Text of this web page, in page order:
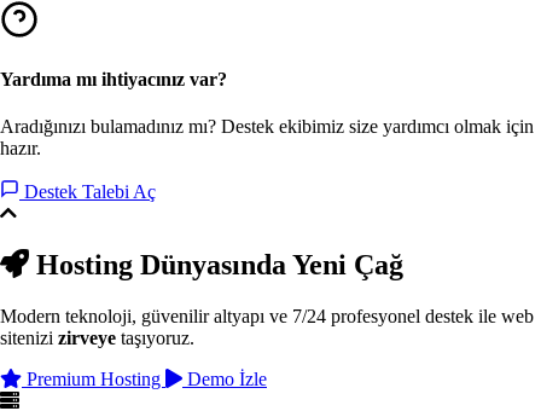
Yardıma mı ihtiyacınız var?
Aradığınızı bulamadınız mı? Destek ekibimiz size yardımcı olmak için
hazır.
Destek Talebi Aç
Hosting DünyasındaYeni Çağ
Modern teknoloji, güvenilir altyapı ve 7/24 profesyonel destek ile web
sitenizi zirveye taşıyoruz.
Premium Hosting
Demo İzle